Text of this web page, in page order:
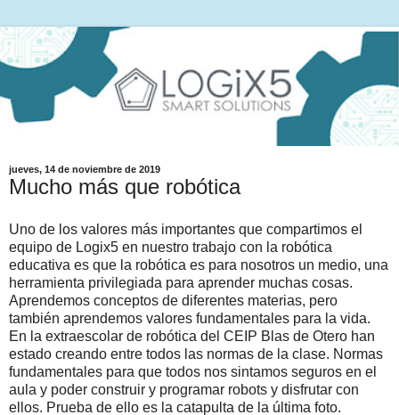
jueves, 14 de noviembre de 2019
Mucho más que robótica
Uno de los valores más importantes que compartimos el
equipo de Logix5 en nuestro trabajo con la robótica
educativa es que la robótica es para nosotros un medio, una
herramienta privilegiada para aprender muchas cosas.
Aprendemos conceptos de diferentes materias, pero
también aprendemos valores fundamentales para la vida.
En la extraescolar de robótica del CEIP Blas de Otero han
estado creando entre todos las normas de la clase. Normas
fundamentales para que todos nos sintamos seguros en el
aula y poder construir y programar robots y disfrutar con
ellos. Prueba de ello es la catapulta de la última foto.